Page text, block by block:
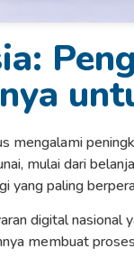
mulai dari
paling
digital nasional
membuat